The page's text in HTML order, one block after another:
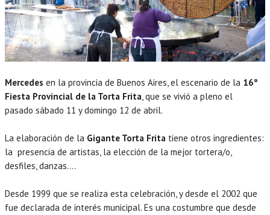
Mercedes en la provincia de Buenos Aires, el escenario de la 16º
Fiesta Provincial de la Torta Frita, que se vivió a pleno el
pasado sábado 11 y domingo 12 de abril.
La elaboración de la Gigante Torta Frita tiene otros ingredientes:
la presencia de artistas, la elección de la mejor tortera/o,
desfiles, danzas….
Desde 1999 que se realiza esta celebración, y desde el 2002 que
fue declarada de interés municipal. Es una costumbre que desde